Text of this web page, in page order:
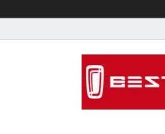
alDíaBCS
Periodismo de libre expresión